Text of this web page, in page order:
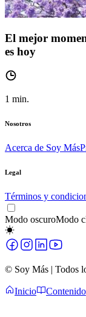
El mejor
es hoy
1 min.
Nosotros
Acerca de Soy Más
Legal
Términos y
Modo oscuroModo
© Soy Más | Todos
Inicio Contenido